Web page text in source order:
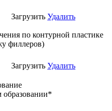
Загрузить Удалить
по контурной пластике
филлеров)
Загрузить Удалить
*